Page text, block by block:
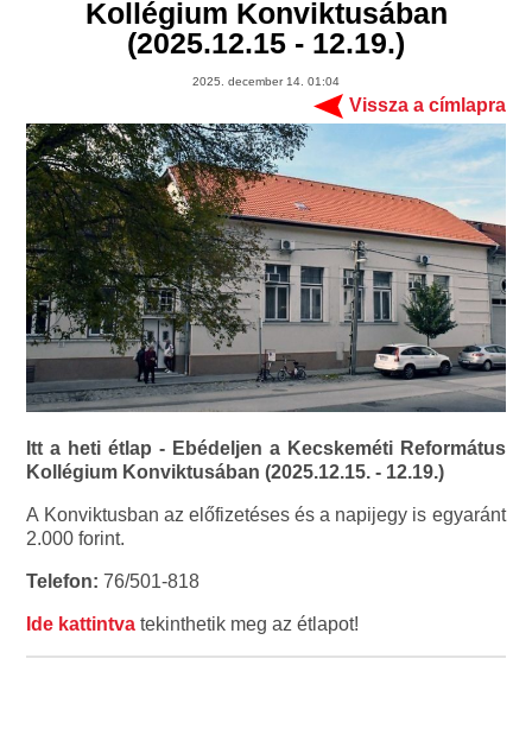
Kollégium Konviktusában
(2025.12.15 - 12.19.)
2025. december 14. 01:04
Vissza a címlapra
Itt a heti étlap - Ebédeljen a Kecskeméti Református
Kollégium Konviktusában (2025.12.15. - 12.19.)
A Konviktusban az előfizetéses és a napijegy is egyaránt
2.000 forint.
Telefon: 76/501-818
Ide kattintva tekinthetik meg az étlapot!